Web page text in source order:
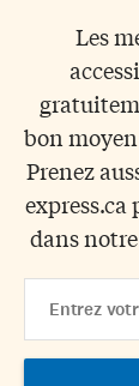
Les
bon
Prenez
express.ca
dans
Address